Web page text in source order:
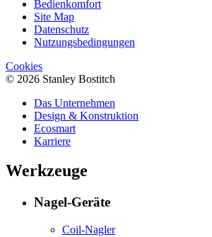
Bedienkomfort
Site Map
Datenschutz
Nutzungsbedingungen
Cookies
© 2026 Stanley Bostitch
Das Unternehmen
Design & Konstruktion
Ecosmart
Karriere
Werkzeuge
Nagel-Geräte
Coil-Nagler